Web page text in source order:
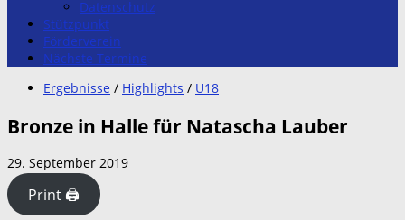
Datenschutz
Stützpunkt
Förderverein
Nächste Termine
Ergebnisse / Highlights / U18
Bronze in Halle für Natascha Lauber
29. September 2019
Print 🖨